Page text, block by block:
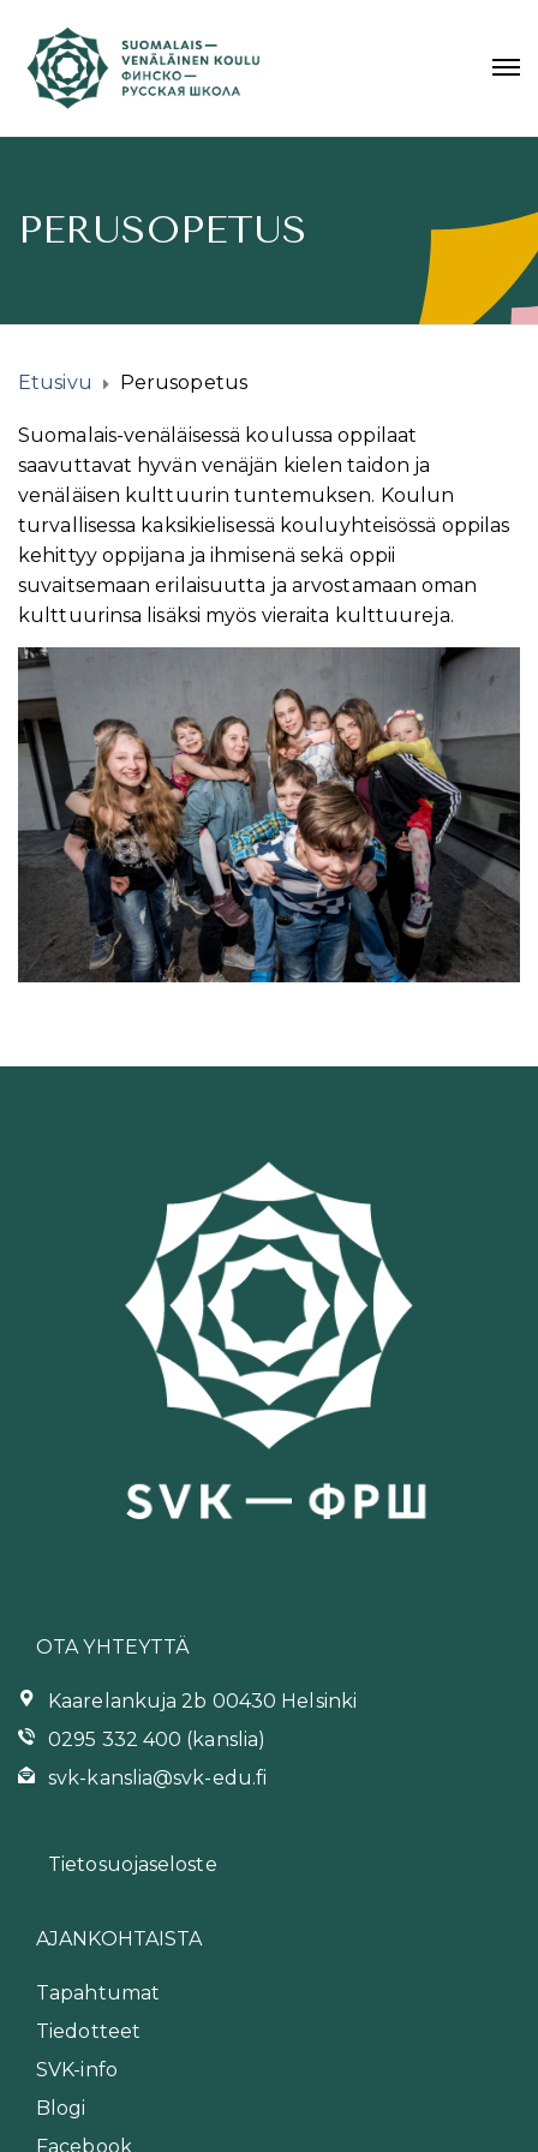
PERUSOPETUS
Etusivu Perusopetus
Suomalais-venäläisessä koulussa oppilaat
saavuttavat hyvän venäjän kielen taidon ja
venäläisen kulttuurin tuntemuksen. Koulun
turvallisessa kaksikielisessä kouluyhteisössä oppilas
kehittyy oppijana ja ihmisenä sekä oppii
suvaitsemaan erilaisuutta ja arvostamaan oman
kulttuurinsa lisäksi myös vieraita kulttuureja.
OTA YHTEYTTÄ
Kaarelankuja 2b 00430 Helsinki
0295 332 400 (kanslia)
svk-kanslia@svk-edu.fi
Tietosuojaseloste
AJANKOHTAISTA
Tapahtumat
Tiedotteet
SVK-info
Blogi
Facebook